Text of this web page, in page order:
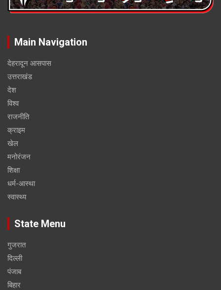
Main Navigation
देहरादून आसपास
उत्तराखंड
देश
विश्व
राजनीति
क्राइम
खेल
मनोरंजन
शिक्षा
धर्म-आस्था
स्वास्थ्य
State Menu
गुजरात
दिल्ली
पंजाब
बिहार